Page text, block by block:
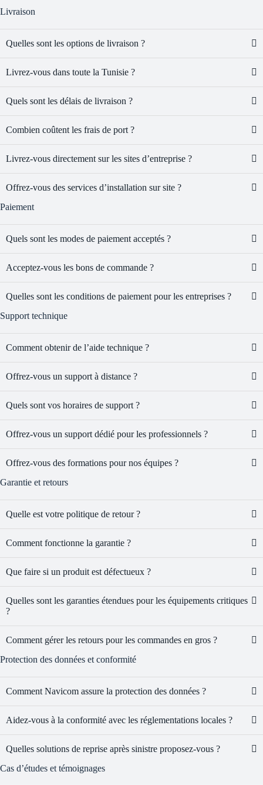
Livraison
Quelles sont les options de livraison ?
Livrez-vous dans toute la Tunisie ?
Quels sont les délais de livraison ?
Combien coûtent les frais de port ?
Livrez-vous directement sur les sites d’entreprise ?
Offrez-vous des services d’installation sur site ?
Paiement
Quels sont les modes de paiement acceptés ?
Acceptez-vous les bons de commande ?
Quelles sont les conditions de paiement pour les entreprises ?
Support technique
Comment obtenir de l’aide technique ?
Offrez-vous un support à distance ?
Quels sont vos horaires de support ?
Offrez-vous un support dédié pour les professionnels ?
Offrez-vous des formations pour nos équipes ?
Garantie et retours
Quelle est votre politique de retour ?
Comment fonctionne la garantie ?
Que faire si un produit est défectueux ?
Quelles sont les garanties étendues pour les équipements critiques
?
Comment gérer les retours pour les commandes en gros ?
Protection des données et conformité
Comment Navicom assure la protection des données ?
Aidez-vous à la conformité avec les réglementations locales ?
Quelles solutions de reprise après sinistre proposez-vous ?
Cas d’études et témoignages